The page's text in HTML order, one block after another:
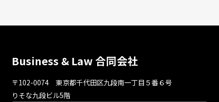
Business & Law 合同会社
〒102-0074 東京都千代⽥区九段南⼀丁⽬５番６号
りそな九段ビル5階